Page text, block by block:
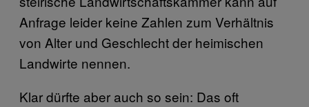
Anfrage leider keine Zahlen zum Verhältnis
von Alter und Geschlecht der heimischen
Landwirte nennen.
Klar dürfte aber auch so sein: Das oft